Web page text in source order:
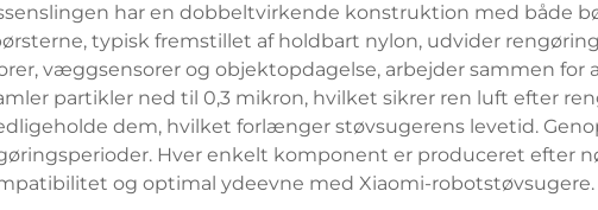
har en dobbeltvirkende konstruktion med både
typisk fremstillet af holdbart nylon, udvider
væggsensorer og objektopdagelse, arbejder sammen
partikler ned til 0,3 mikron, hvilket sikrer ren luft efter
dem, hvilket forlænger støvsugerens levetid.
Hver enkelt komponent er produceret efter
og optimal ydeevne med Xiaomi-robotstøvsugere.